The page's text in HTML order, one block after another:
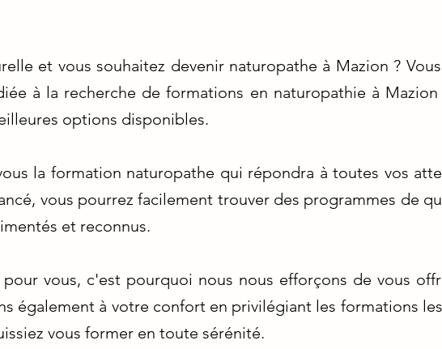
et vous souhaitez devenir naturopathe à Mazion ?
à la recherche de formations en naturopathie à Mazion
options disponibles.
la formation naturopathe qui répondra à toutes vos
vous pourrez facilement trouver des programmes de
et reconnus.
vous, c'est pourquoi nous nous efforçons de vous
également à votre confort en privilégiant les formations
vous former en toute sérénité.